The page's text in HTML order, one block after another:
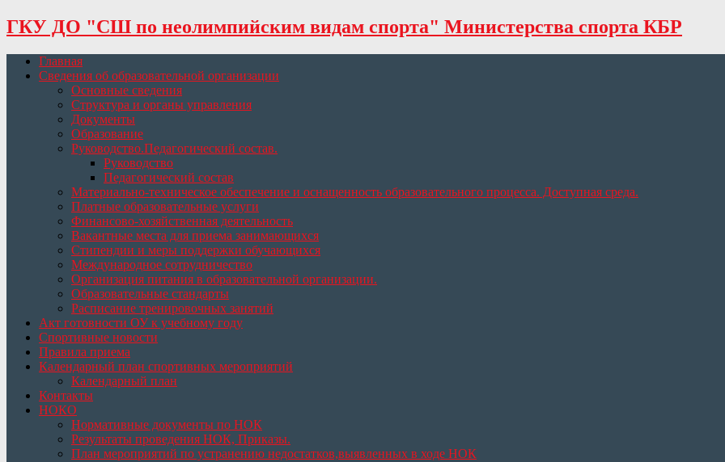
ГКУ ДО "СШ по неолимпийским видам спорта" Министерства спорта КБР
Главная
Сведения об образовательной организации
Основные сведения
Структура и органы управления
Документы
Образование
Руководство.Педагогический состав.
Руководство
Педагогический состав
Материально-техническое обеспечение и оснащенность образовательного процесса. Доступная среда.
Платные образовательные услуги
Финансово-хозяйственная деятельность
Вакантные места для приема занимающихся
Стипендии и меры поддержки обучающихся
Международное сотрудничество
Организация питания в образовательной организации.
Образовательные стандарты
Расписание тренировочных занятий
Акт готовности ОУ к учебному году
Спортивные новости
Правила приема
Календарный план спортивных мероприятий
Календарный план
Контакты
НОКО
Нормативные документы по НОК
Результаты проведения НОК, Приказы.
План мероприятий по устранению недостатков,выявленных в ходе НОК